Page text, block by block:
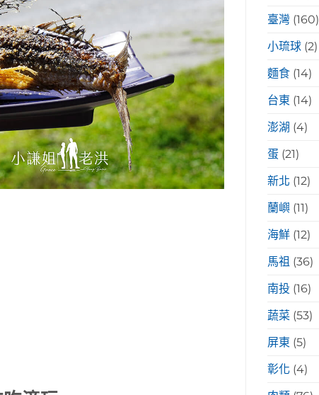
臺灣 (160)
小琉球 (2)
麵食 (14)
台東 (14)
澎湖 (4)
蛋 (21)
新北 (12)
蘭嶼 (11)
海鮮 (12)
馬祖 (36)
南投 (16)
蔬菜 (53)
屏東 (5)
彰化 (4)